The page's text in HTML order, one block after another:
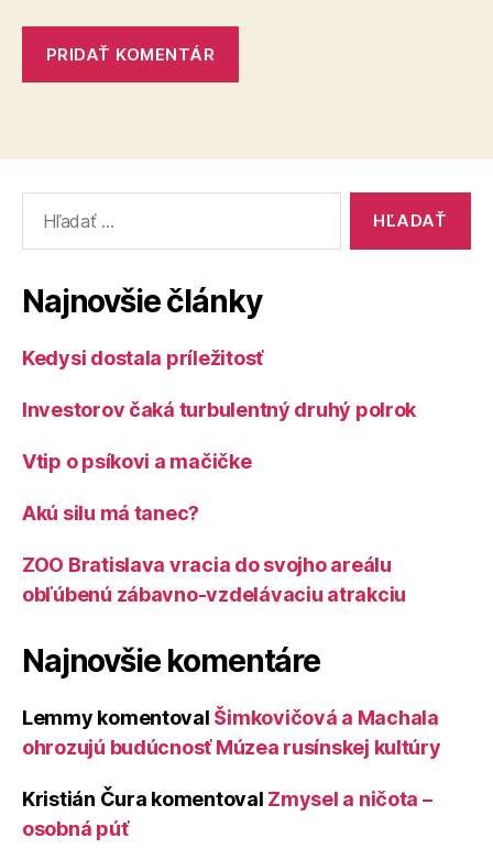
Najnovšie články
Kedysi dostala príležitosť
Investorov čaká turbulentný druhý polrok
Vtip o psíkovi a mačičke
Akú silu má tanec?
ZOO Bratislava vracia do svojho areálu
obľúbenú zábavno-vzdelávaciu atrakciu
Najnovšie komentáre
Lemmy komentoval Šimkovičová a Machala
ohrozujú budúcnosť Múzea rusínskej kultúry
Kristián Čura komentoval Zmysel a ničota –
osobná púť